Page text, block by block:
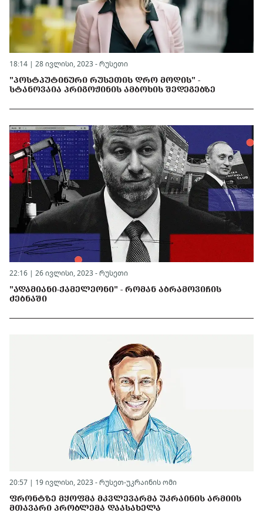
18:14 | 28 ივლისი, 2023 - რუსეთი
"ᲞᲝᲡᲢᲞᲣᲢᲘᲜᲣᲠᲘ ᲠᲣᲡᲔᲗᲘᲡ ᲓᲠᲝ ᲛᲝᲓᲘᲡ" -
ᲡᲢᲐᲜᲝᲕᲐᲘᲐ ᲞᲠᲘᲒᲝᲟᲘᲜᲘᲡ ᲐᲛᲑᲝᲮᲘᲡ ᲨᲔᲓᲔᲒᲔᲑᲖᲔ
22:16 | 26 ივლისი, 2023 - რუსეთი
"ᲐᲓᲐᲛᲘᲐᲜᲘ-ᲥᲐᲛᲔᲚᲔᲝᲜᲘ" - ᲠᲝᲛᲐᲜ ᲐᲑᲠᲐᲛᲝᲕᲘᲩᲘᲡ
ᲫᲔᲑᲜᲐᲨᲘ
20:57 | 19 ივლისი, 2023 - რუსეთ-უკრაინის ომი
ᲤᲠᲝᲜᲢᲖᲔ ᲛᲧᲝᲤᲛᲐ ᲛᲙᲕᲚᲔᲕᲐᲠᲛᲐ ᲣᲙᲠᲐᲘᲜᲘᲡ ᲐᲠᲛᲘᲘᲡ
ᲛᲗᲐᲕᲐᲠᲘ ᲞᲠᲝᲑᲚᲔᲛᲐ ᲓᲐᲐᲡᲐᲮᲔᲚᲐ